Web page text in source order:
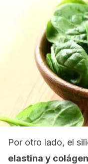
Por otro lado, el
elastina y